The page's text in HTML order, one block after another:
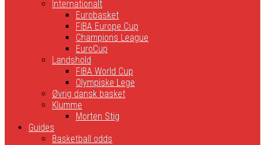
Internationalt
Eurobasket
FIBA Europe Cup
Champions League
EuroCup
Landshold
FIBA World Cup
Olympiske Lege
Øvrig dansk basket
Klumme
Morten Stig
Guides
Basketball odds